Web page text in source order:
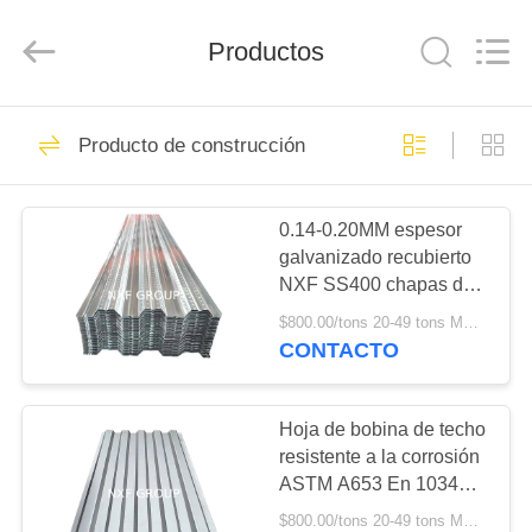
CASA.
PRODUCTOS
SOBRE
NOSOTROS
RECORRIDO
All
Reserved.
Developed
Envase y placa de
aleación especial
Tubos de aleación
especial
64
Productos
Producto de construcción
0.14-0.20MM espesor
galvanizado recubierto
NXF SS400 chapas de
acero corrugado para
tablas personalizadas
$800.00/tons 20-49 tons MOQ:20 toneladas
CONTACTO
Hoja de bobina de techo
resistente a la corrosión
ASTM A653 En 10346
SGCC SPCC Hoja de
$800.00/tons 20-49 tons MOQ:20 toneladas